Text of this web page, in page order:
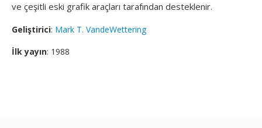
ve çeşitli eski grafik araçları tarafından desteklenir.
Geliştirici: Mark T. VandeWettering
İlk yayın: 1988